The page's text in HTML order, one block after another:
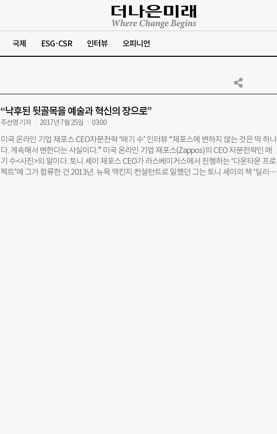
국제 ESG·CSR 인터뷰 오피니언
“낙후된 뒷골목을 예술과 혁신의 장으로”
주선영 기자 2017년 7월 25일 03:00
미국 온라인 기업 재포스 CEO자문전략 ‘매기 수’ 인터뷰 “재포스에 변하지 않는 것은 딱 하나
다. 계속해서 변한다는 사실이다.” 미국 온라인 기업 재포스(Zappos)의 CEO 자문전략인 매
기 수<사진>의 말이다. 토니 셰이 재포스 CEO가 라스베이거스에서 진행하는 ‘다운타운 프로
젝트’에 그가 합류한 건 2013년. 뉴욕 맥킨지 컨설턴트로 일했던 그는 토니 셰이의 책 ‘딜리버